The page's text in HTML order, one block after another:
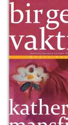
Bir Gece Vakti